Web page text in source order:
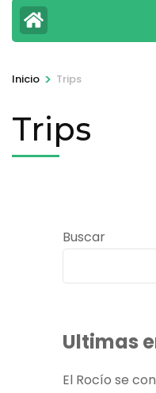
Inicio > Trips
Trips
Buscar
Ultimas
El Rocío se